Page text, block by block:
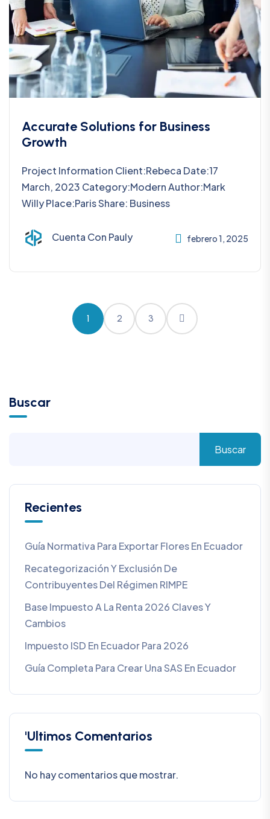
Accurate Solutions for Business
Growth
Project Information Client:Rebeca Date:17
March, 2023 Category:Modern Author:Mark
Willy Place:Paris Share: Business
Cuenta Con Pauly febrero 1, 2025
1 2 3
Buscar
Buscar
Recientes
Guía Normativa Para Exportar Flores En Ecuador
Recategorización Y Exclusión De
Contribuyentes Del Régimen RIMPE
Base Impuesto A La Renta 2026 Claves Y
Cambios
Impuesto ISD En Ecuador Para 2026
Guía Completa Para Crear Una SAS En Ecuador
'Ultimos Comentarios
No hay comentarios que mostrar.